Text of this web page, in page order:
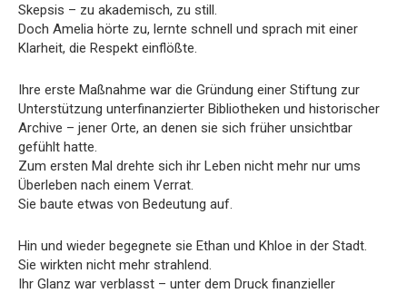
Skepsis – zu akademisch, zu still.
Doch Amelia hörte zu, lernte schnell und sprach mit einer
Klarheit, die Respekt einflößte.
Ihre erste Maßnahme war die Gründung einer Stiftung zur
Unterstützung unterfinanzierter Bibliotheken und historischer
Archive – jener Orte, an denen sie sich früher unsichtbar
gefühlt hatte.
Zum ersten Mal drehte sich ihr Leben nicht mehr nur ums
Überleben nach einem Verrat.
Sie baute etwas von Bedeutung auf.
Hin und wieder begegnete sie Ethan und Khloe in der Stadt.
Sie wirkten nicht mehr strahlend.
Ihr Glanz war verblasst – unter dem Druck finanzieller